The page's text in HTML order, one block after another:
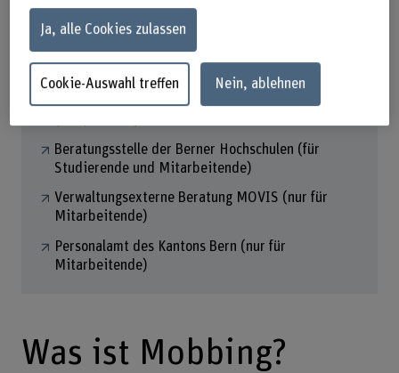
Auf einen Blick
Reglement zum Schutz der persönlichen Integrität
Beratungsstelle der Berner Hochschulen (für
Studierende und Mitarbeitende)
Verwaltungsexterne Beratung MOVIS (nur für
Mitarbeitende)
Personalamt des Kantons Bern (nur für
Mitarbeitende)
Was ist Mobbing?
Ja, alle Cookies zulassen
Cookie-Auswahl treffen Nein, ablehnen